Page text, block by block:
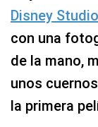
Disney
con una
de la mano,
unos
la primera